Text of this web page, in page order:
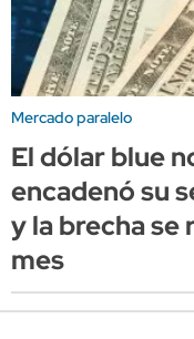
Mercado paralelo
El dólar blue
encadenó su
y la brecha se
mes